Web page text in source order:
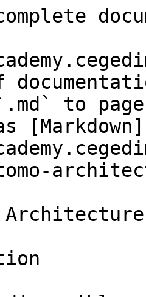
to
[Markdown]
Architecture